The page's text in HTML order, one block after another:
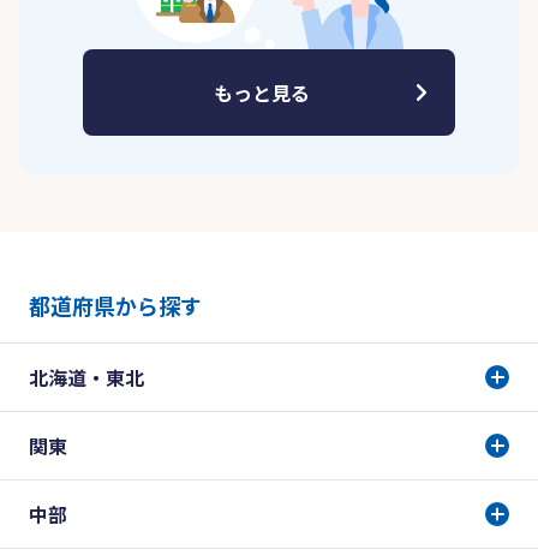
もっと見る
都道府県から探す
北海道・東北
関東
中部